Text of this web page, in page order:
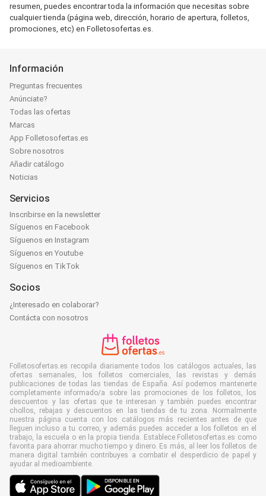
resumen, puedes encontrar toda la información que necesitas sobre
cualquier tienda (página web, dirección, horario de apertura, folletos,
promociones, etc) en Folletosofertas.es.
Información
Preguntas frecuentes
Anúnciate?
Todas las ofertas
Marcas
App Folletosofertas.es
Sobre nosotros
Añadir catálogo
Noticias
Servicios
Inscribirse en la newsletter
Síguenos en Facebook
Síguenos en Instagram
Síguenos en Youtube
Síguenos en TikTok
Socios
¿Interesado en colaborar?
Contácta con nosotros
Folletosofertas.es recopila diariamente todos los catálogos actuales, las
ofertas semanales, los folletos comerciales, las revistas y demás
publicaciones de todas las tiendas de España. Así podemos mantenerte
completamente informado/a sobre las promociones de los folletos, los
descuentos y las ofertas que te interesan y también puedes encontrar
chollos, rebajas y descuentos en las tiendas de tu zona. Normalmente
nuestra página cuenta con los catálogos más recientes antes de que
lleguen incluso a tu correo, y además puedes acceder a los folletos en el
trabajo, la escuela o en la propia tienda. Establece Folletosofertas.es como
favorita para ahorrar mucho tiempo y dinero. Es más, al leer los folletos de
manera digital también contribuyes a combatir el desperdicio de papel y
ayudar al medioambiente.